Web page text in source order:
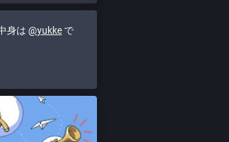
身は @yukke で